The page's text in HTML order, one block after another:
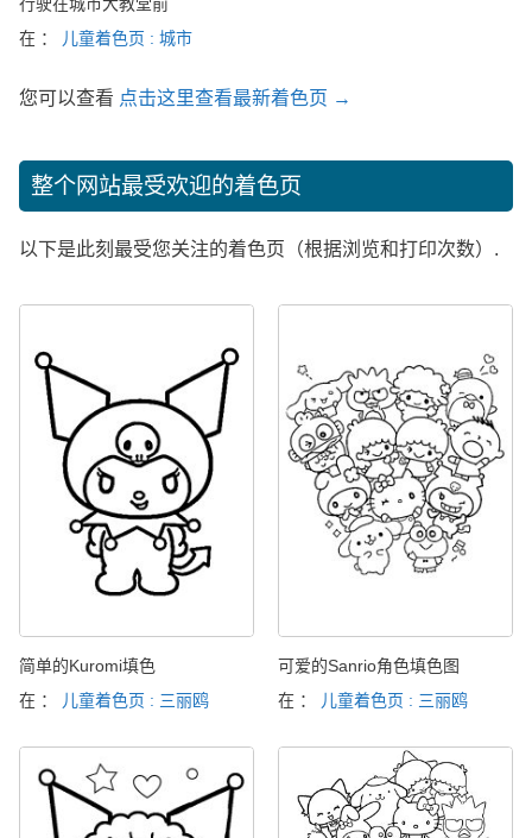
行驶在城市大教堂前
在 ：
儿童着色页 : 城市
您可以查看 点击这里查看最新着色页 →
整个网站最受欢迎的着色页
以下是此刻最受您关注的着色页（根据浏览和打印次数）.
简单的Kuromi填色
在 ：
儿童着色页 : 三丽鸥
可爱的Sanrio角色填色图
在 ：
儿童着色页 : 三丽鸥